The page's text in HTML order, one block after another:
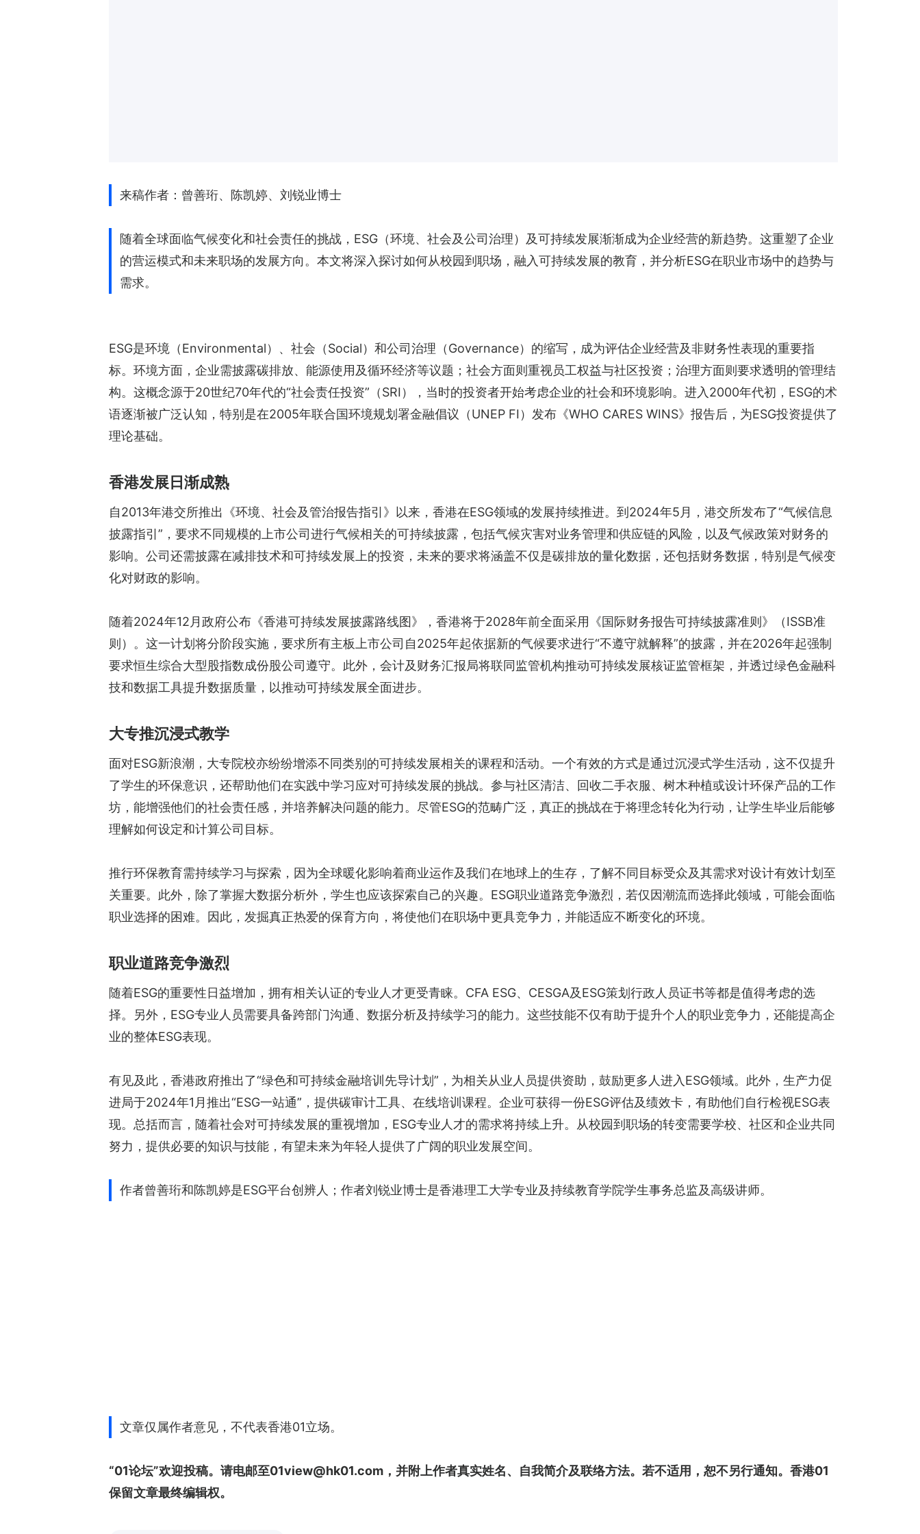
来稿作者：曾善珩、陈凯婷、刘锐业博士
随着全球面临气候变化和社会责任的挑战，ESG（环境、社会及公司治理）及可持续发展渐渐成为企业经营的新趋势。这重塑了企业
的营运模式和未来职场的发展方向。本文将深入探讨如何从校园到职场，融入可持续发展的教育，并分析ESG在职业市场中的趋势与
需求。
ESG是环境（Environmental）、社会（Social）和公司治理（Governance）的缩写，成为评估企业经营及非财务性表现的重要指
标。环境方面，企业需披露碳排放、能源使用及循环经济等议题；社会方面则重视员工权益与社区投资；治理方面则要求透明的管理结
构。这概念源于20世纪70年代的“社会责任投资”（SRI），当时的投资者开始考虑企业的社会和环境影响。进入2000年代初，ESG的术
语逐渐被广泛认知，特别是在2005年联合国环境规划署金融倡议（UNEP FI）发布《WHO CARES WINS》报告后，为ESG投资提供了
理论基础。
香港发展日渐成熟
自2013年港交所推出《环境、社会及管治报告指引》以来，香港在ESG领域的发展持续推进。到2024年5月，港交所发布了“气候信息
披露指引”，要求不同规模的上市公司进行气候相关的可持续披露，包括气候灾害对业务管理和供应链的风险，以及气候政策对财务的
影响。公司还需披露在减排技术和可持续发展上的投资，未来的要求将涵盖不仅是碳排放的量化数据，还包括财务数据，特别是气候变
化对财政的影响。
随着2024年12月政府公布《香港可持续发展披露路线图》，香港将于2028年前全面采用《国际财务报告可持续披露准则》（ISSB准
则）。这一计划将分阶段实施，要求所有主板上市公司自2025年起依据新的气候要求进行“不遵守就解释”的披露，并在2026年起强制
要求恒生综合大型股指数成份股公司遵守。此外，会计及财务汇报局将联同监管机构推动可持续发展核证监管框架，并透过绿色金融科
技和数据工具提升数据质量，以推动可持续发展全面进步。
大专推沉浸式教学
面对ESG新浪潮，大专院校亦纷纷增添不同类别的可持续发展相关的课程和活动。一个有效的方式是通过沉浸式学生活动，这不仅提升
了学生的环保意识，还帮助他们在实践中学习应对可持续发展的挑战。参与社区清洁、回收二手衣服、树木种植或设计环保产品的工作
坊，能增强他们的社会责任感，并培养解决问题的能力。尽管ESG的范畴广泛，真正的挑战在于将理念转化为行动，让学生毕业后能够
理解如何设定和计算公司目标。
推行环保教育需持续学习与探索，因为全球暖化影响着商业运作及我们在地球上的生存，了解不同目标受众及其需求对设计有效计划至
关重要。此外，除了掌握大数据分析外，学生也应该探索自己的兴趣。ESG职业道路竞争激烈，若仅因潮流而选择此领域，可能会面临
职业选择的困难。因此，发掘真正热爱的保育方向，将使他们在职场中更具竞争力，并能适应不断变化的环境。
职业道路竞争激烈
随着ESG的重要性日益增加，拥有相关认证的专业人才更受青睐。CFA ESG、CESGA及ESG策划行政人员证书等都是值得考虑的选
择。另外，ESG专业人员需要具备跨部门沟通、数据分析及持续学习的能力。这些技能不仅有助于提升个人的职业竞争力，还能提高企
业的整体ESG表现。
有见及此，香港政府推出了“绿色和可持续金融培训先导计划”，为相关从业人员提供资助，鼓励更多人进入ESG领域。此外，生产力促
进局于2024年1月推出“ESG一站通”，提供碳审计工具、在线培训课程。企业可获得一份ESG评估及绩效卡，有助他们自行检视ESG表
现。总括而言，随着社会对可持续发展的重视增加，ESG专业人才的需求将持续上升。从校园到职场的转变需要学校、社区和企业共同
努力，提供必要的知识与技能，有望未来为年轻人提供了广阔的职业发展空间。
作者曾善珩和陈凯婷是ESG平台创辨人；作者刘锐业博士是香港理工大学专业及持续教育学院学生事务总监及高级讲师。
文章仅属作者意见，不代表香港01立场。
“01论坛”欢迎投稿。请电邮至01view@hk01.com，并附上作者真实姓名、自我简介及联络方法。若不适用，恕不另行通知。香港01
保留文章最终编辑权。